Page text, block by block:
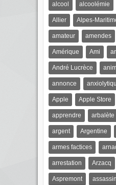
alcool alcoolémie
Allier Alpes-
amateur amendes
Amérique Ami
André Lucrèce
annonce
Apple Apple Store
apprendre arbalète
argent Argentine
armes factices
arrestation Arzacq
Aspremont